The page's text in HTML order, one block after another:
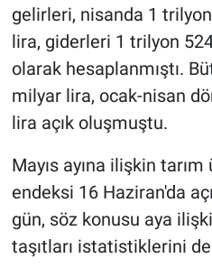
gelirleri, nisanda 1
lira, giderleri 1 trilyon
olarak hesaplanmıştı.
milyar lira, ocak-nisan
lira açık oluşmuştu.
Mayıs ayına ilişkin
endeksi 16 Haziran'da
gün, söz konusu aya
taşıtları istatistiklerini